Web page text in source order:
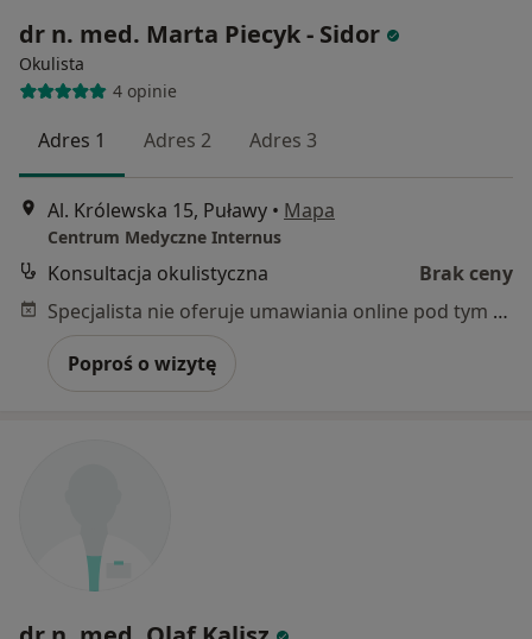
dr n. med. Marta Piecyk - Sidor
Okulista
4 opinie
Adres 1 Adres 2 Adres 3
Al. Królewska 15, Puławy • Mapa
Centrum Medyczne Internus
Konsultacja okulistyczna
Brak ceny
Specjalista nie oferuje umawiania online pod tym adresem.
Poproś o wizytę